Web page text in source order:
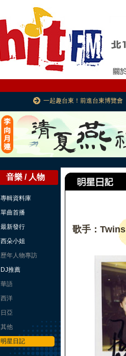
一起趣台東！前進台東博覽會
音樂 / 人物
專輯資料庫
單曲首播
最新發行
西朵小姐
歷年人物專訪
DJ推薦
華語
西洋
日亞
其他
明星日記
歌手：Twins